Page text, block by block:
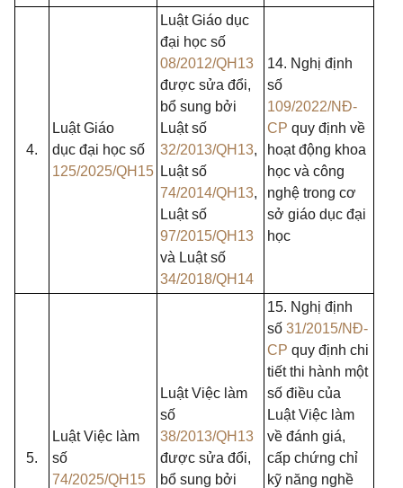
4.
Luật Giáo
dục đại học số
125/2025/QH15
Luật Giáo dục
đại học số
08/2012/QH13
được sửa đổi,
bổ sung bởi
Luật số
32/2013/QH13,
Luật số
74/2014/QH13,
Luật số
97/2015/QH13
và Luật số
34/2018/QH14
14. Nghị định
số
109/2022/NĐ-
CP quy định về
hoạt động khoa
học và công
nghệ trong cơ
sở giáo dục đại
học
5.
Luật Việc làm
số
74/2025/QH15
Luật Việc làm
số
38/2013/QH13
được sửa đổi,
bổ sung bởi
15. Nghị định
số 31/2015/NĐ-
CP quy định chi
tiết thi hành một
số điều của
Luật Việc làm
về đánh giá,
cấp chứng chỉ
kỹ năng nghề